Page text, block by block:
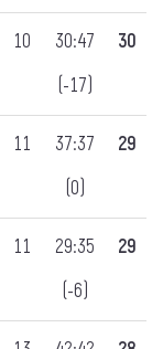
10
30:47
(-17)
30
11
37:37
(0)
29
11
29:35
(-6)
29